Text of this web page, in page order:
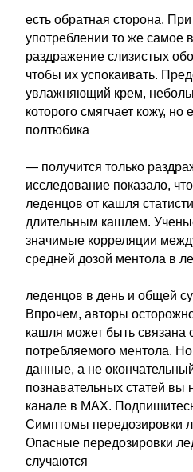
есть обратная сторона.
употреблении то же самое
раздражение слизистых
чтобы их успокаивать.
увлажняющий крем,
которого смягчает кожу,
полтюбика
— получится только
исследование показало,
леденцов от кашля
длительным кашлем.
значимые корреляции
средней дозой ментола в
леденцов в день и общей
Впрочем, авторы
кашля может быть связана
потребляемого ментола.
данные, а не
познавательных статей вы
канале в MAX.
Симптомы передозировки
Опасные передозировки
случаются